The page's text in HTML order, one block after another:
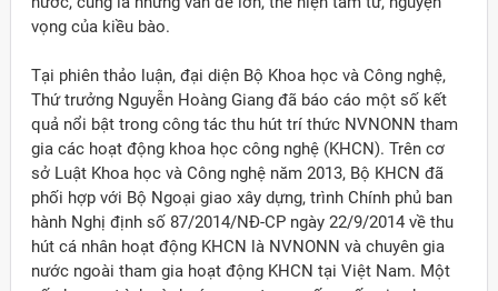
vọng của kiều bào.
Tại phiên thảo luận, đại diện Bộ Khoa học và Công nghệ,
Thứ trưởng Nguyễn Hoàng Giang đã báo cáo một số kết
quả nổi bật trong công tác thu hút trí thức NVNONN tham
gia các hoạt động khoa học công nghệ (KHCN). Trên cơ
sở Luật Khoa học và Công nghệ năm 2013, Bộ KHCN đã
phối hợp với Bộ Ngoại giao xây dựng, trình Chính phủ ban
hành Nghị định số 87/2014/NĐ-CP ngày 22/9/2014 về thu
hút cá nhân hoạt động KHCN là NVNONN và chuyên gia
nước ngoài tham gia hoạt động KHCN tại Việt Nam. Một